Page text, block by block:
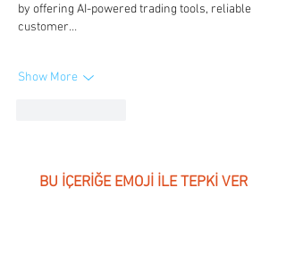
by offering AI-powered trading tools, reliable
customer…
Show More
BU İÇERİĞE EMOJİ İLE TEPKİ VER